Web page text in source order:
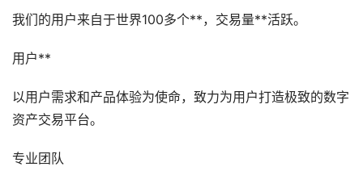
我们的用户来自于世界100多个**，交易量**活跃。
用户**
以用户需求和产品体验为使命，致力为用户打造极致的数字
资产交易平台。
专业团队